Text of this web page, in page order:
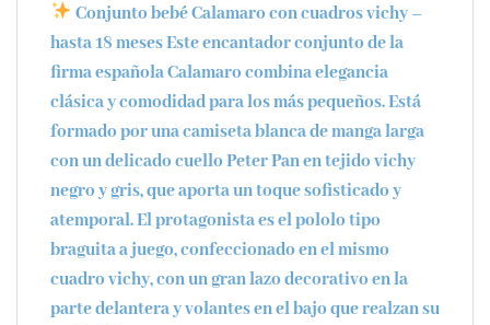
Conjunto bebé Calamaro con cuadros vichy –
hasta 18 mesesEste encantador conjunto de la
firma españolaCalamarocombina elegancia
clásica y comodidad para los más pequeños. Está
formado por unacamiseta blanca de manga larga
con un delicadocuello Peter Pan en tejido vichy
negro y gris, que aporta un toque sofisticado y
atemporal. El protagonista es elpololo tipo
braguitaa juego, confeccionado en el mismo
cuadro vichy, con ungran lazo decorativoen la
parte delantera yvolantes en el bajoque realzan su